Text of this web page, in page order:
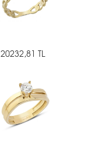
20232,81 TL